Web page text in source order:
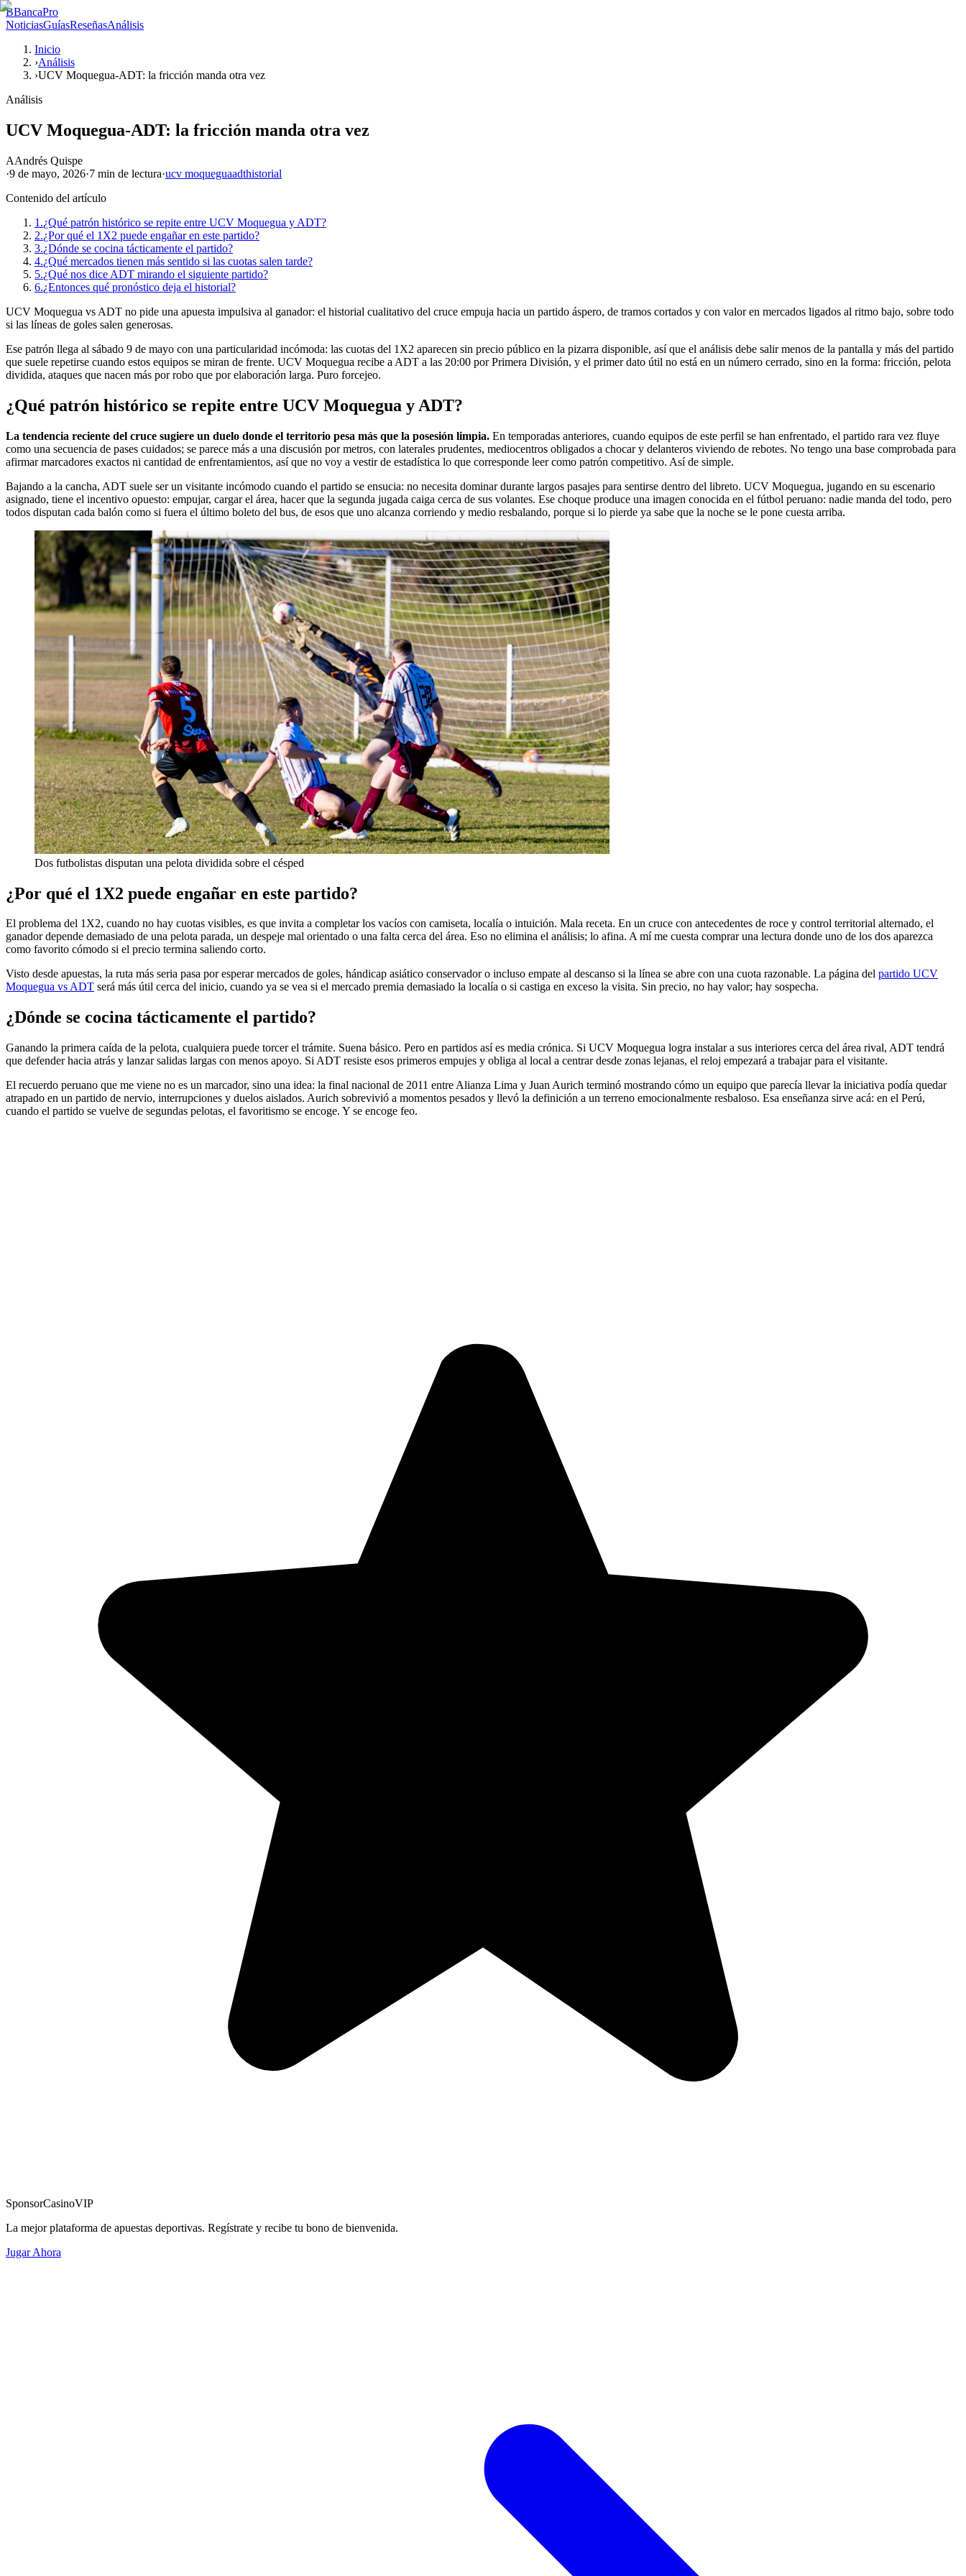
BBancaPro
NoticiasGuíasReseñasAnálisis
Inicio
›Análisis
›UCV Moquegua-ADT: la fricción manda otra vez
Análisis
UCV Moquegua-ADT: la fricción manda otra vez
AAndrés Quispe
·9 de mayo, 2026·7 min de lectura·ucv moqueguaadthistorial
Contenido del artículo
1.¿Qué patrón histórico se repite entre UCV Moquegua y ADT?
2.¿Por qué el 1X2 puede engañar en este partido?
3.¿Dónde se cocina tácticamente el partido?
4.¿Qué mercados tienen más sentido si las cuotas salen tarde?
5.¿Qué nos dice ADT mirando el siguiente partido?
6.¿Entonces qué pronóstico deja el historial?
UCV Moquegua vs ADT no pide una apuesta impulsiva al ganador: el historial cualitativo del cruce empuja hacia un partido áspero, de tramos cortados y con valor en mercados ligados al ritmo bajo, sobre todo
si las líneas de goles salen generosas.
Ese patrón llega al sábado 9 de mayo con una particularidad incómoda: las cuotas del 1X2 aparecen sin precio público en la pizarra disponible, así que el análisis debe salir menos de la pantalla y más del partido
que suele repetirse cuando estos equipos se miran de frente. UCV Moquegua recibe a ADT a las 20:00 por Primera División, y el primer dato útil no está en un número cerrado, sino en la forma: fricción, pelota
dividida, ataques que nacen más por robo que por elaboración larga. Puro forcejeo.
¿Qué patrón histórico se repite entre UCV Moquegua y ADT?
La tendencia reciente del cruce sugiere un duelo donde el territorio pesa más que la posesión limpia. En temporadas anteriores, cuando equipos de este perfil se han enfrentado, el partido rara vez fluye
como una secuencia de pases cuidados; se parece más a una discusión por metros, con laterales prudentes, mediocentros obligados a chocar y delanteros viviendo de rebotes. No tengo una base comprobada para
afirmar marcadores exactos ni cantidad de enfrentamientos, así que no voy a vestir de estadística lo que corresponde leer como patrón competitivo. Así de simple.
Bajando a la cancha, ADT suele ser un visitante incómodo cuando el partido se ensucia: no necesita dominar durante largos pasajes para sentirse dentro del libreto. UCV Moquegua, jugando en su escenario
asignado, tiene el incentivo opuesto: empujar, cargar el área, hacer que la segunda jugada caiga cerca de sus volantes. Ese choque produce una imagen conocida en el fútbol peruano: nadie manda del todo, pero
todos disputan cada balón como si fuera el último boleto del bus, de esos que uno alcanza corriendo y medio resbalando, porque si lo pierde ya sabe que la noche se le pone cuesta arriba.
Dos futbolistas disputan una pelota dividida sobre el césped
¿Por qué el 1X2 puede engañar en este partido?
El problema del 1X2, cuando no hay cuotas visibles, es que invita a completar los vacíos con camiseta, localía o intuición. Mala receta. En un cruce con antecedentes de roce y control territorial alternado, el
ganador depende demasiado de una pelota parada, un despeje mal orientado o una falta cerca del área. Eso no elimina el análisis; lo afina. A mí me cuesta comprar una lectura donde uno de los dos aparezca
como favorito cómodo si el precio termina saliendo corto.
Visto desde apuestas, la ruta más seria pasa por esperar mercados de goles, hándicap asiático conservador o incluso empate al descanso si la línea se abre con una cuota razonable. La página del partido UCV
Moquegua vs ADT será más útil cerca del inicio, cuando ya se vea si el mercado premia demasiado la localía o si castiga en exceso la visita. Sin precio, no hay valor; hay sospecha.
¿Dónde se cocina tácticamente el partido?
Ganando la primera caída de la pelota, cualquiera puede torcer el trámite. Suena básico. Pero en partidos así es media crónica. Si UCV Moquegua logra instalar a sus interiores cerca del área rival, ADT tendrá
que defender hacia atrás y lanzar salidas largas con menos apoyo. Si ADT resiste esos primeros empujes y obliga al local a centrar desde zonas lejanas, el reloj empezará a trabajar para el visitante.
El recuerdo peruano que me viene no es un marcador, sino una idea: la final nacional de 2011 entre Alianza Lima y Juan Aurich terminó mostrando cómo un equipo que parecía llevar la iniciativa podía quedar
atrapado en un partido de nervio, interrupciones y duelos aislados. Aurich sobrevivió a momentos pesados y llevó la definición a un terreno emocionalmente resbaloso. Esa enseñanza sirve acá: en el Perú,
cuando el partido se vuelve de segundas pelotas, el favoritismo se encoge. Y se encoge feo.
SponsorCasinoVIP
La mejor plataforma de apuestas deportivas. Regístrate y recibe tu bono de bienvenida.
Jugar Ahora